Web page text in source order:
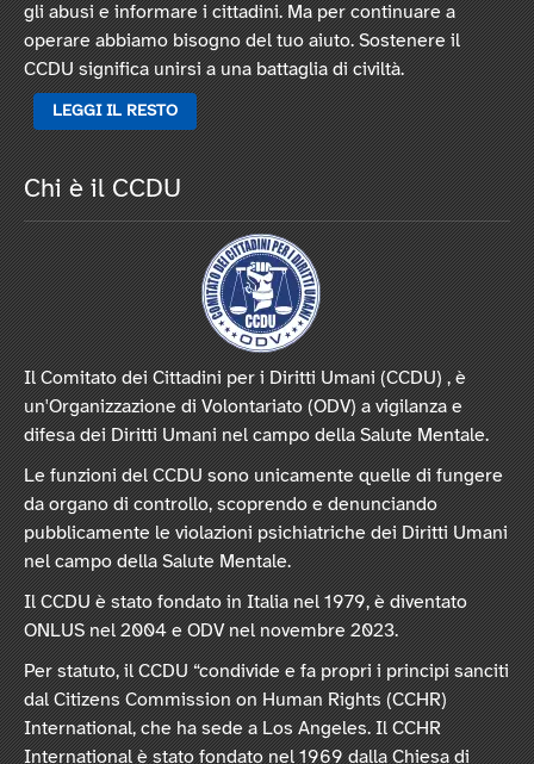
gli abusi e informare i cittadini. Ma per continuare a
operare abbiamo bisogno del tuo aiuto. Sostenere il
CCDU significa unirsi a una battaglia di civiltà.
LEGGI IL RESTO
Chi è il CCDU
Il Comitato dei Cittadini per i Diritti Umani (CCDU) , è
un'Organizzazione di Volontariato (ODV) a vigilanza e
difesa dei Diritti Umani nel campo della Salute Mentale.
Le funzioni del CCDU sono unicamente quelle di fungere
da organo di controllo, scoprendo e denunciando
pubblicamente le violazioni psichiatriche dei Diritti Umani
nel campo della Salute Mentale.
Il CCDU è stato fondato in Italia nel 1979, è diventato
ONLUS nel 2004 e ODV nel novembre 2023.
Per statuto, il CCDU “condivide e fa propri i principi sanciti
dal Citizens Commission on Human Rights (CCHR)
International, che ha sede a Los Angeles. Il CCHR
International è stato fondato nel 1969 dalla Chiesa di